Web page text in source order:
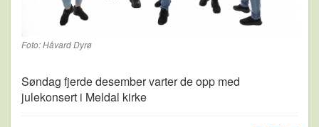
Foto: Håvard Dyrø
Søndag fjerde desember varter de opp med
julekonsert i Meldal kirke